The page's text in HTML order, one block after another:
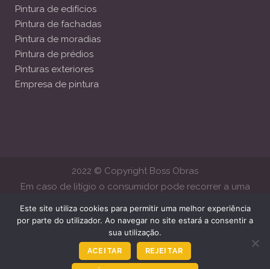
Pintura de edifícios
Pintura de fachadas
Pintura de moradias
Pintura de prédios
Pinturas exteriores
Empresa de pintura
2022 © Copyright Boss Obras
Em caso de litígio o consumidor pode recorrer a uma
Centro de Arbitragem de Conflitos de Consumo de Lisboa
www.centroarbitragemlisboa.ptMais informações em Portal do
Consumidowww.consumidor.gov.pt
Este site utiliza cookies para permitir uma melhor experiência
por parte do utilizador. Ao navegar no site estará a consentir a
sua utilização.
ACEITAR REJEITAR